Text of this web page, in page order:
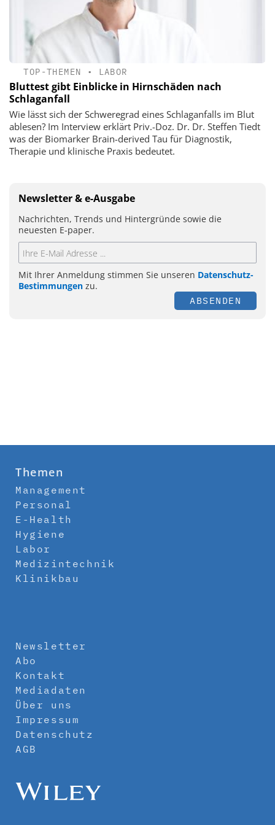
TOP-THEMEN • LABOR
Bluttest gibt Einblicke in Hirnschäden nach
Schlaganfall
Wie lässt sich der Schweregrad eines Schlaganfalls im Blut
ablesen? Im Interview erklärt Priv.-Doz. Dr. Dr. Steffen Tiedt
was der Biomarker Brain-derived Tau für Diagnostik,
Therapie und klinische Praxis bedeutet.
Newsletter & e-Ausgabe
Nachrichten, Trends und Hintergründe sowie die
neuesten E-paper.
Mit Ihrer Anmeldung stimmen Sie unseren Datenschutz-
Bestimmungen zu.
ABSENDEN
Themen
Management
Personal
E-Health
Hygiene
Labor
Medizintechnik
Klinikbau
Newsletter
Abo
Kontakt
Mediadaten
Über uns
Impressum
Datenschutz
AGB